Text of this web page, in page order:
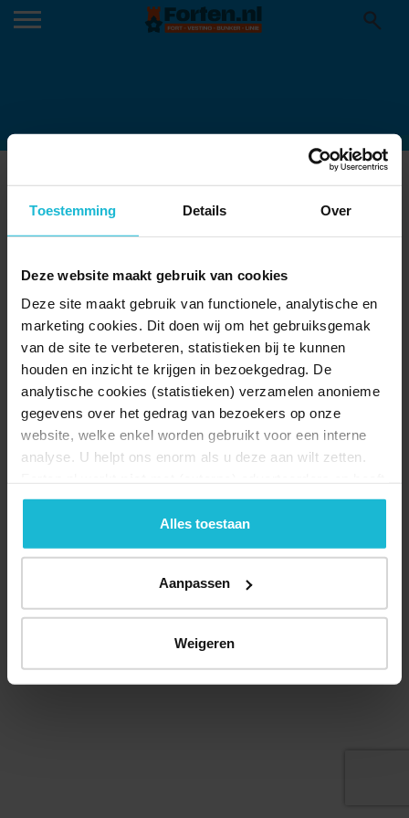
Toestemming Details Over
Deze website maakt gebruik van cookies
Deze site maakt gebruik van functionele, analytische en
marketing cookies. Dit doen wij om het gebruiksgemak
van de site te verbeteren, statistieken bij te kunnen
houden en inzicht te krijgen in bezoekgedrag. De
analytische cookies (statistieken) verzamelen anonieme
gegevens over het gedrag van bezoekers op onze
website, welke enkel worden gebruikt voor een interne
analyse. U helpt ons enorm als u deze aan wilt zetten.
geen commerciële doelstelling. U kunt deze cookies via
de knoppen accepteren, beheren of weigeren.
Alles toestaan
Aanpassen
Weigeren
© 2026 Stichting Forten Nederland
Over ons
Doneer nu Disclaimer
Contact
Forten.nl wordt ondersteund door de